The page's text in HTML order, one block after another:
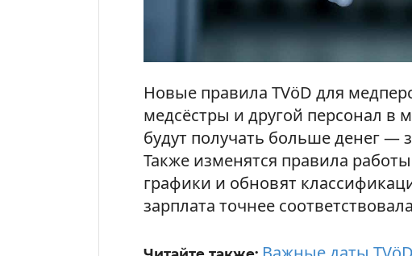
Новые правила TVöD для
медсёстры и другой персонал в
будут получать больше денег —
Также изменятся правила
графики и обновят
зарплата точнее